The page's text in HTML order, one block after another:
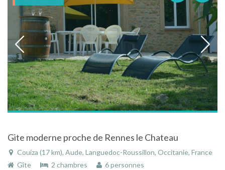
Gite moderne proche de Rennes le Chateau
Couiza (17 km), Aude, Languedoc-Roussillon, Occitanie, France
Gîte
2 chambres 6 personnes